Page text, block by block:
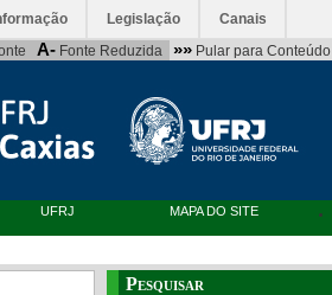
Legislação Canais
A- Fonte Reduzida »» Pular para Conteúdo
UFRJ MAPA DO SITE
Pesquisar